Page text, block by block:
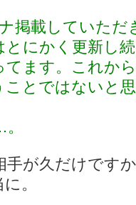
掲載していただ
にかく更新し
てます。これか
ことではないと
手が久だけです
。